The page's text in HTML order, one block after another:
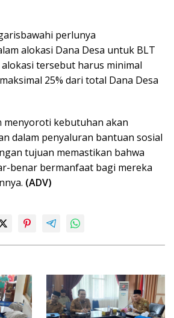
perlunya
alokasi Dana Desa untuk BLT
tersebut harus minimal
25% dari total Dana Desa
menyoroti kebutuhan akan
dalam penyaluran bantuan sosial
tujuan memastikan bahwa
benar bermanfaat bagi mereka
(ADV)